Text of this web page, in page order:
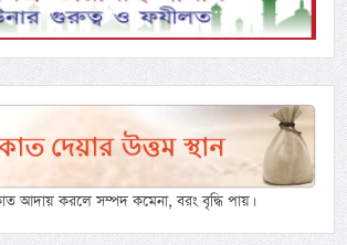
আদায় করলে সম্পদ কমেনা, বরং বৃদ্ধি পায়।